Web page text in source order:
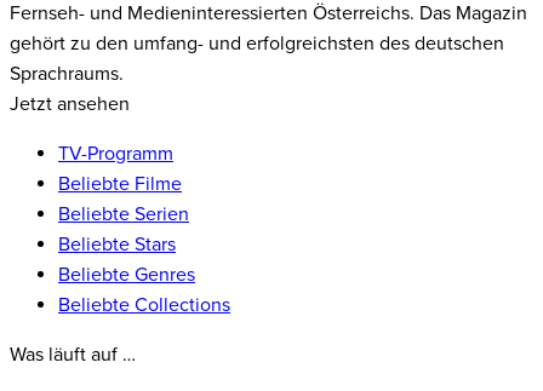
Fernseh- und Medieninteressierten Österreichs. Das Magazin
gehört zu den umfang- und erfolgreichsten des deutschen
Sprachraums.
Jetzt ansehen
TV-Programm
Beliebte Filme
Beliebte Serien
Beliebte Stars
Beliebte Genres
Beliebte Collections
Was läuft auf …